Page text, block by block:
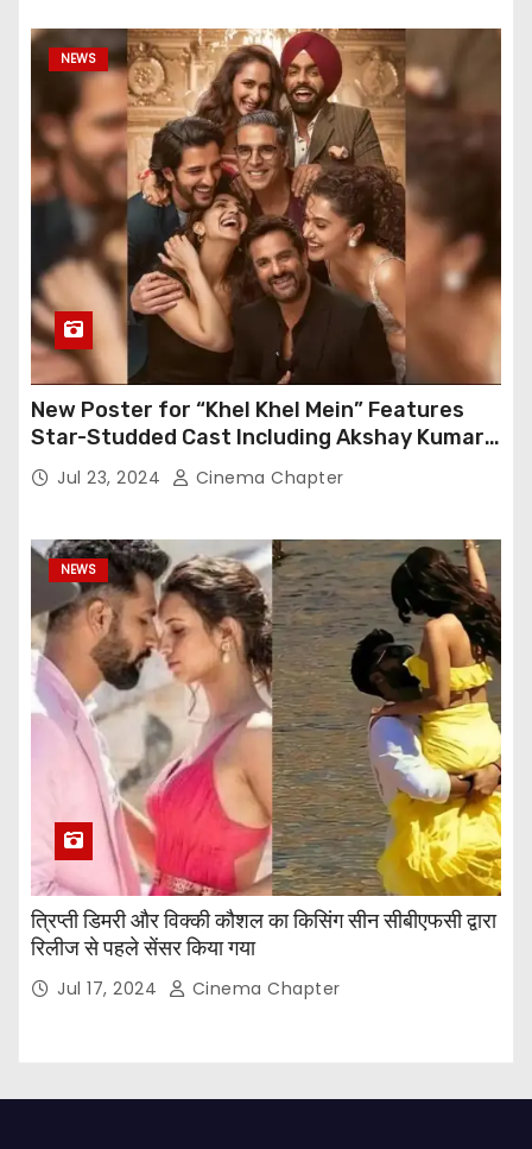
NEWS
New Poster for “Khel Khel Mein” Features
Star-Studded Cast Including Akshay Kumar,
Taapsee Pannu, Fardeen Khan, and More
Jul 23, 2024 Cinema Chapter
NEWS
त्रिप्ती डिमरी और विक्की कौशल का किसिंग सीन सीबीएफसी द्वारा
रिलीज से पहले सेंसर किया गया
Jul 17, 2024 Cinema Chapter